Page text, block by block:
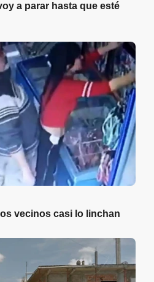
a parar hasta que esté
vecinos casi lo linchan